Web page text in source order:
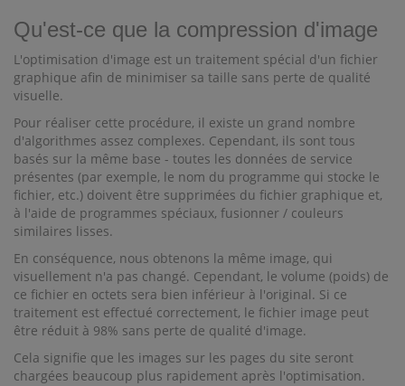
Qu'est-ce que la compression d'image
L'optimisation d'image est un traitement spécial d'un fichier
graphique afin de minimiser sa taille sans perte de qualité
visuelle.
Pour réaliser cette procédure, il existe un grand nombre
d'algorithmes assez complexes. Cependant, ils sont tous
basés sur la même base - toutes les données de service
présentes (par exemple, le nom du programme qui stocke le
fichier, etc.) doivent être supprimées du fichier graphique et,
à l'aide de programmes spéciaux, fusionner / couleurs
similaires lisses.
En conséquence, nous obtenons la même image, qui
visuellement n'a pas changé. Cependant, le volume (poids) de
ce fichier en octets sera bien inférieur à l'original. Si ce
traitement est effectué correctement, le fichier image peut
être réduit à 98% sans perte de qualité d'image.
Cela signifie que les images sur les pages du site seront
chargées beaucoup plus rapidement après l'optimisation.